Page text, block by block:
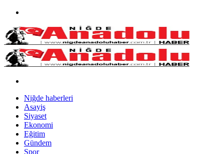
Niğde haberleri
Asayiş
Siyaset
Ekonomi
Eğitim
Gündem
Spor